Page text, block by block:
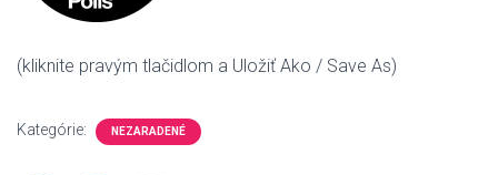
(kliknite pravým tlačidlom a Uložiť Ako / Save As)
Kategórie: NEZARADENÉ